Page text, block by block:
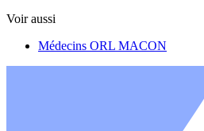
Voir aussi
Médecins ORL MACON